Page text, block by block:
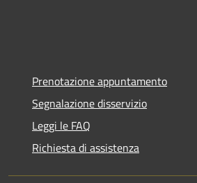
Prenotazione appuntamento
Segnalazione disservizio
Leggi le FAQ
Richiesta di assistenza